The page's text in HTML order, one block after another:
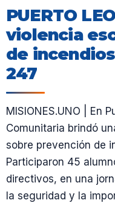
PUERTO
violencia
de
247
MISIONES.UNO | En
Comunitaria brindó
sobre prevención de
Participaron 45
directivos, en una
la seguridad y la